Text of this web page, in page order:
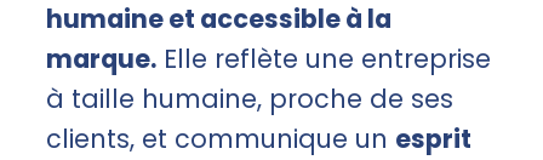
humaine et accessible à la
marque. Elle reflète une entreprise
à taille humaine, proche de ses
clients, et communique un esprit